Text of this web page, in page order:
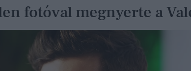
fotóval megnyerte a